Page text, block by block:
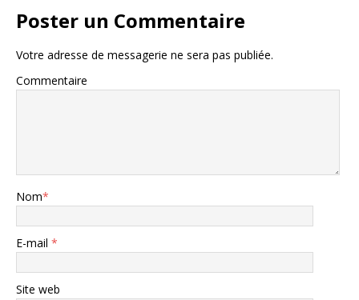
Poster un Commentaire
Votre adresse de messagerie ne sera pas publiée.
Commentaire
Nom*
E-mail *
Site web